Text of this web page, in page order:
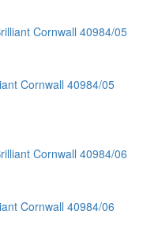
Cornwall 40984/05
Cornwall 40984/06